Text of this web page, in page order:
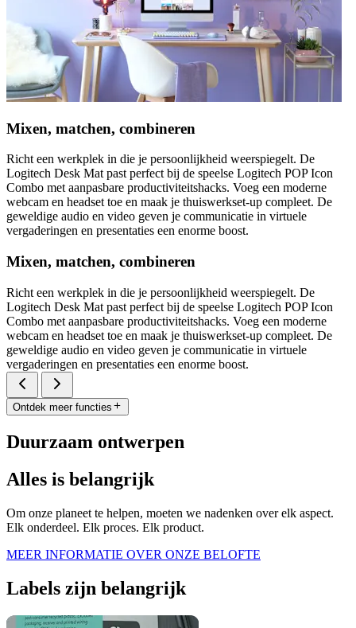
Mixen, matchen, combineren
Richt een werkplek in die je persoonlijkheid weerspiegelt. De
Logitech Desk Mat past perfect bij de speelse Logitech POP Icon
Combo met aanpasbare productiviteitshacks. Voeg een moderne
webcam en headset toe en maak je thuiswerkset-up compleet. De
geweldige audio en video geven je communicatie in virtuele
vergaderingen en presentaties een enorme boost.
Mixen, matchen, combineren
Richt een werkplek in die je persoonlijkheid weerspiegelt. De
Logitech Desk Mat past perfect bij de speelse Logitech POP Icon
Combo met aanpasbare productiviteitshacks. Voeg een moderne
webcam en headset toe en maak je thuiswerkset-up compleet. De
geweldige audio en video geven je communicatie in virtuele
vergaderingen en presentaties een enorme boost.
Ontdek meer functies
Duurzaam ontwerpen
Alles is belangrijk
Om onze planeet te helpen, moeten we nadenken over elk aspect.
Elk onderdeel. Elk proces. Elk product.
MEER INFORMATIE OVER ONZE BELOFTE
Labels zijn belangrijk